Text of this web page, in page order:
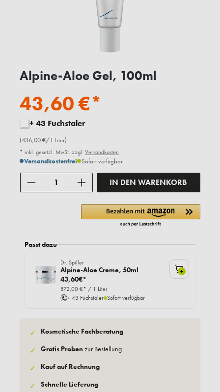
Alpine-Aloe Gel, 100ml
43,60 €*
+ 43 Fuchstaler
(436,00 €/1 Liter)
* inkl. gesetzl. MwSt. zzgl. Versandkosten
Versandkostenfrei Sofort verfügbar
IN DEN WARENKORB
Passt dazu
Dr. Spiller
Alpine-Aloe Creme, 50ml
43,60€*
872,00 €* / 1 Liter
+ 43 Fuchstaler Sofort verfügbar
+
✓ Kosmetische Fachberatung
✓ Gratis Probenzur Bestellung
✓ Kauf auf Rechnung
✓ Schnelle Lieferung